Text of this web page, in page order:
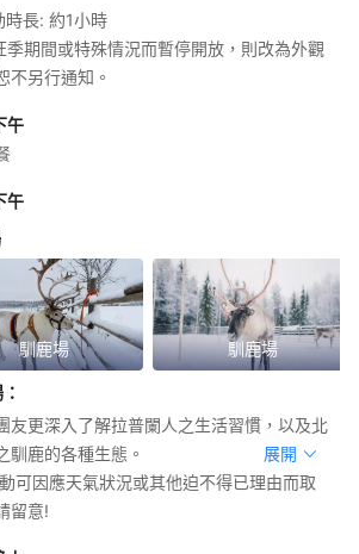
時長: 約1小時
季期間或特殊情況而暫停開放，則改為外觀
不另行通知。
午
午
馴鹿場 馴鹿場
：
友更深入了解拉普闌人之生活習慣，以及北
馴鹿的各種生態。
展開
可因應天氣狀況或其他迫不得已理由而取
留意!